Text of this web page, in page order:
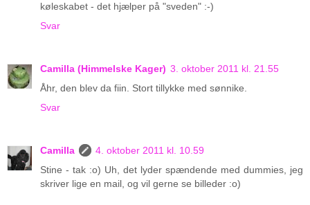
køleskabet - det hjælper på "sveden" :-)
Svar
Camilla (Himmelske Kager) 3. oktober 2011 kl. 21.55
Åhr, den blev da fiin. Stort tillykke med sønnike.
Svar
Camilla
4. oktober 2011 kl. 10.59
Stine - tak :o) Uh, det lyder spændende med dummies, jeg
skriver lige en mail, og vil gerne se billeder :o)